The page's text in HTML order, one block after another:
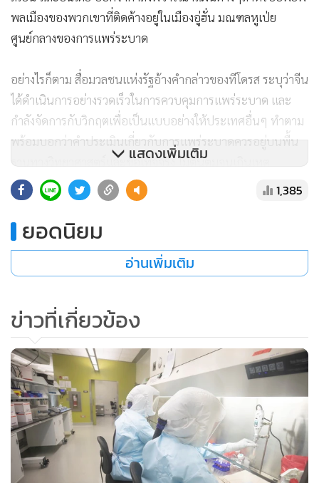
พลเมืองของพวกเขาที่ติดค้างอยู่ในเมืองอู่ฮั่น มณฑลหูเป่ย
ศูนย์กลางของการแพร่ระบาด
อย่างไรก็ตาม สื่อมวลชนแห่งรัฐอ้างคำกล่าวของทีโดรส ระบุว่าจีน
ได้ดำเนินการอย่างรวดเร็วในการควบคุมการแพร่ระบาด และ
กำลังจัดการกับวิกฤตเพื่อเป็นแบบอย่างให้ประเทศอื่นๆ ทำตาม
พร้อมบอกว่าคำประเมินเกี่ยวกับการแพร่ระบาดควรอยู่บนพื้น
ฐานทางวิทยาศาสตร์และข้อเท็จจริง ไม่ตื่นตูมจนเกินเหตุ
ก่อนหน้านี้ หวัง อี้ รัฐมนตรีต่างประเทศจีนบอกว่าองค์การ
อนามัยโลกทราบว่าบางประเทศมีแผนอพยพพลเมือง แต่หน่วย
งานของสหประชาชาติแห่งนี้ไม่เห็นด้วยกับความเคลื่อนไหวดัง
กล่าวและบอกว่าประชาชนควรอยู่ในความสงบ
องค์การอนามัยโลกเปิดเผยว่าทีโดรสกับสี ได้หารือกันถึงแนวทาง
ต่างๆสำหรับปกป้องพลเมืองจีนและชาวต่างชาติในพื้นที่ที่ได้รับ
ผลกระทบจากโคโรนาไวรัสและทางเลือกที่เป็นไปได้อื่นๆ นอก
เหนือจากการอพยพ
เมื่อสัปดาห์ที่แล้ว คณะกรรมการฉุกเฉินของอนามัยโลก ซึ่ง
ประกอบด้วยผู้เชี่ยวชาญอิสระ 16 ท่าน ปฏิเสธถึง 2 รอบที่จะ
ประกาศให้การแพร่ระบาดของไวรัสโคโรนา สายพันธุ์ใหม่ เป็น
สถานการณ์ฉุกเฉินด้านสาธารณสุขระหว่างประเทศ โดยบอกว่า
แสดงเพิ่มเติม
1,385
ยอดนิยม
อ่านเพิ่มเติม
ข่าวที่เกี่ยวข้อง